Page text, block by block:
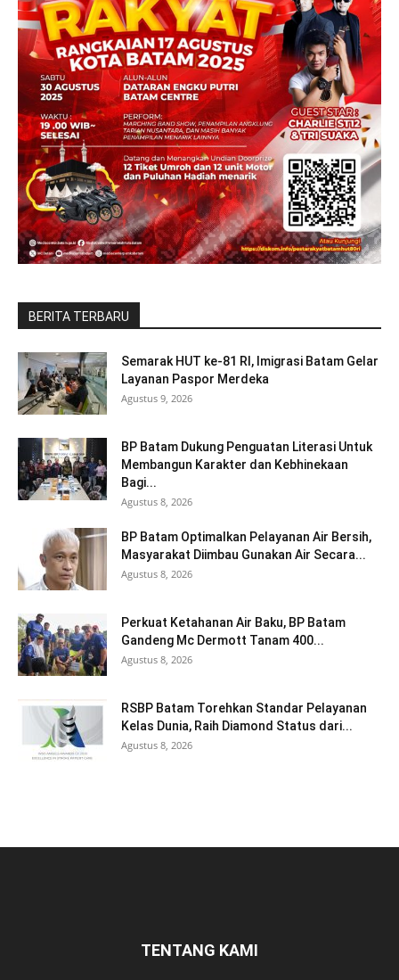
BERITA TERBARU
Semarak HUT ke-81 RI, Imigrasi Batam Gelar
Layanan Paspor Merdeka
Agustus 9, 2026
BP Batam Dukung Penguatan Literasi Untuk
Membangun Karakter dan Kebhinekaan
Bagi...
Agustus 8, 2026
BP Batam Optimalkan Pelayanan Air Bersih,
Masyarakat Diimbau Gunakan Air Secara...
Agustus 8, 2026
Perkuat Ketahanan Air Baku, BP Batam
Gandeng Mc Dermott Tanam 400...
Agustus 8, 2026
RSBP Batam Torehkan Standar Pelayanan
Kelas Dunia, Raih Diamond Status dari...
Agustus 8, 2026
TENTANG KAMI